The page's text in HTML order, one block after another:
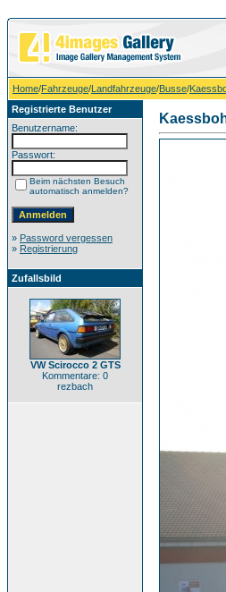
Home/Fahrzeuge/Landfahrzeuge/Busse/
Registrierte Benutzer
Benutzername:
Passwort:
Beim nächsten Besuch
automatisch anmelden?
» Password vergessen
» Registrierung
Zufallsbild
VW Scirocco 2 GTS
Kommentare: 0
rezbach